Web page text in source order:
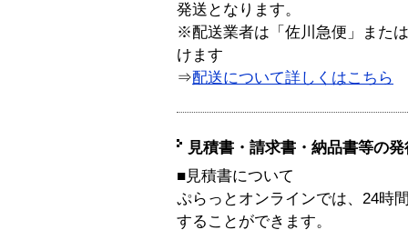
発送となります。
※配送業者は「佐川急便」また
けます
⇒配送について詳しくはこちら
見積書・請求書・納品書等の
■見積書について
ぷらっとオンラインでは、24時
することができます。